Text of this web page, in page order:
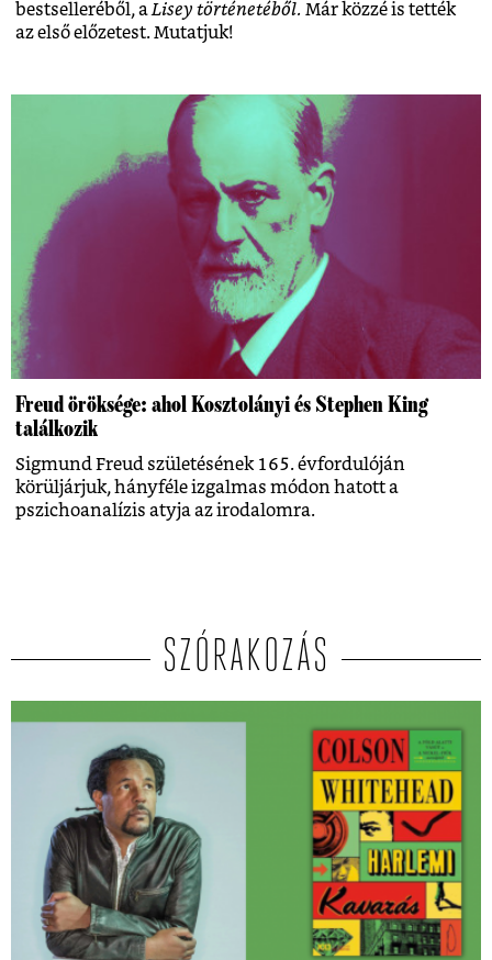
bestselleréből, a Lisey történetéből. Már közzé is tették
az első előzetest. Mutatjuk!
Freud öröksége: ahol Kosztolányi és Stephen King
találkozik
Sigmund Freud születésének 165. évfordulóján
körüljárjuk, hányféle izgalmas módon hatott a
pszichoanalízis atyja az irodalomra.
SZÓRAKOZÁS